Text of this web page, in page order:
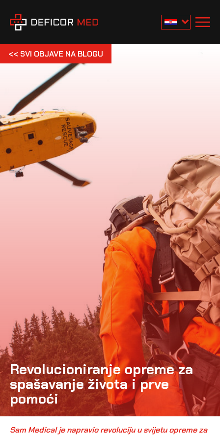
Revolucioniranje opreme za
spašavanje života i prve
pomoći
<< SVI OBJAVE NA BLOGU
Sam Medical je napravio revoluciju u svijetu opreme za